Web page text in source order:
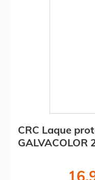
CRC Laque
GALVACOLOR